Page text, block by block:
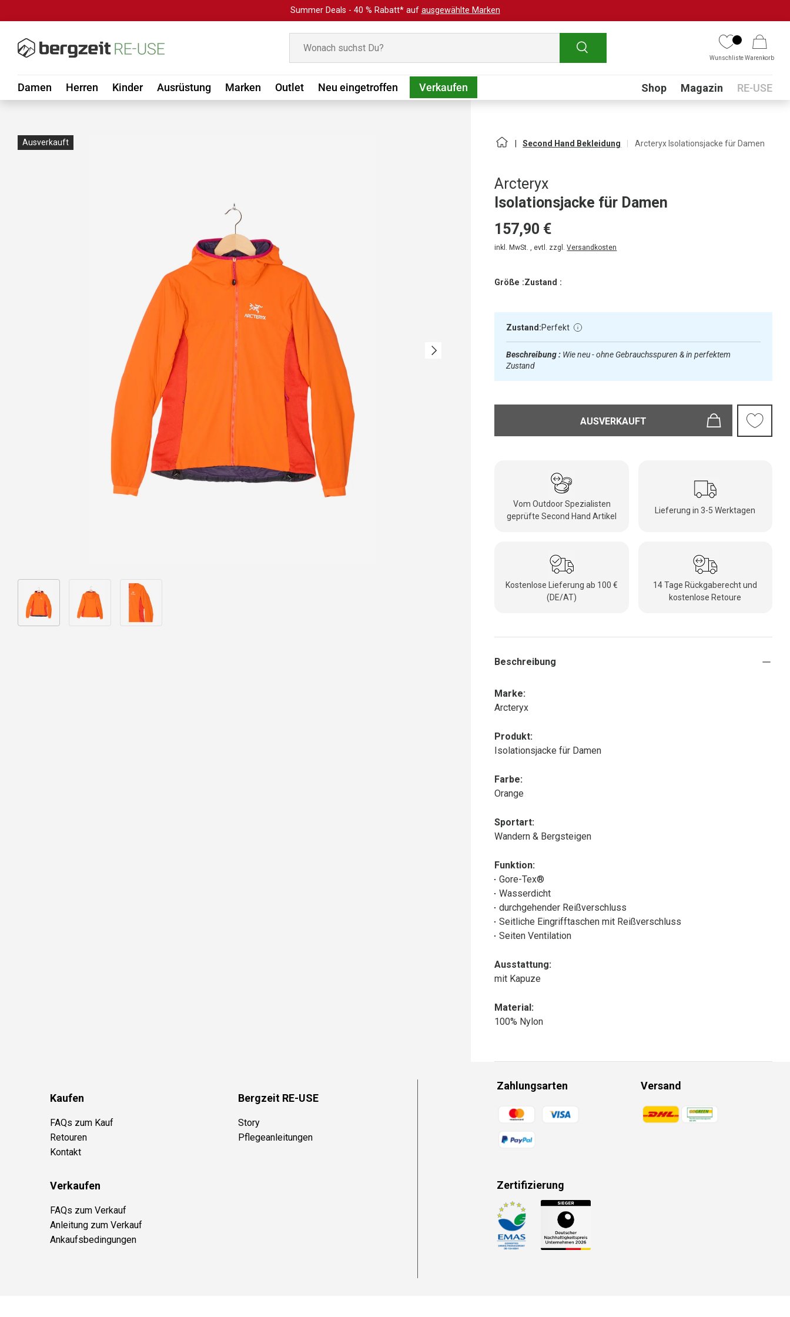
Summer Deals - 40 % Rabatt* auf ausgewählte Marken
Suchen
WunschlisteWarenkorb
Damen Herren Kinder Ausrüstung Marken Outlet Neu eingetroffen Verkaufen Submenu
Shop Magazin RE-USE
Ausverkauft
Nächste
Bild 1 in Galerieansicht laden
Second Hand Bekleidung Arcteryx Isolationsjacke für Damen
Arcteryx
Isolationsjacke für Damen
157,90 €
inkl. MwSt. , evtl. zzgl.Versandkosten
Größe :Zustand :
Zustand:Perfekt
Beschreibung : Wie neu - ohne Gebrauchsspuren & in perfektem
Zustand
AUSVERKAUFT
Vom Outdoor Spezialisten
geprüfte Second Hand Artikel
Lieferung in 3-5 Werktagen
Kostenlose Lieferung ab 100 €
(DE/AT)
14 Tage Rückgaberecht und
kostenlose Retoure
Beschreibung
Marke:
Arcteryx
Produkt:
Isolationsjacke für Damen
Farbe:
Orange
Sportart:
Wandern & Bergsteigen
Funktion:
Gore-Tex®
Wasserdicht
durchgehender Reißverschluss
Seitliche Eingrifftaschen mit Reißverschluss
Seiten Ventilation
Ausstattung:
mit Kapuze
Material:
100% Nylon
Kaufen
FAQs zum Kauf
Retouren
Kontakt
Bergzeit RE-USE
Story
Pflegeanleitungen
Verkaufen
FAQs zum Verkauf
Anleitung zum Verkauf
Ankaufsbedingungen
Zahlungsarten
Zahlungsmethoden
Versand
Zahlungsmethoden
Zertifizierung
Zahlungsmethoden